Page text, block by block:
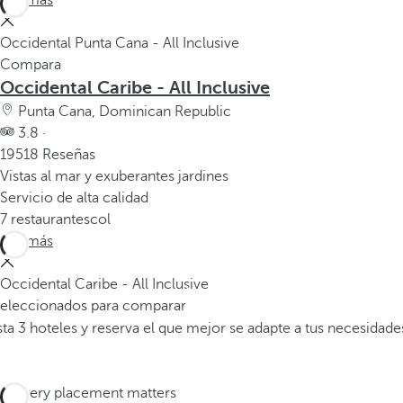
Occidental Punta Cana - All Inclusive
Compara
Occidental Caribe - All Inclusive
Punta Cana, Dominican Republic
3.8 ·
19518 Reseñas
Vistas al mar y exuberantes jardines
Servicio de alta calidad
7 restaurantescol
Ver más
Occidental Caribe - All Inclusive
para comparar
3 hoteles y reserva el que mejor se adapte a tus